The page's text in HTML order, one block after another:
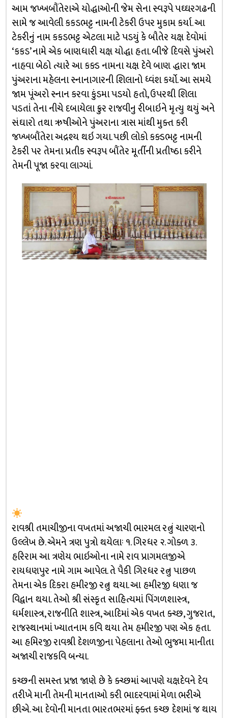
આમ જખ્ખબૌંતેરાએ યોદ્ધાઓની જેમ સેના સ્વરૂપે પઘ્ઘરગઢની
સામે જ આવેલી કકડભટ્ટ નામની ટેકરી ઉપર મુકામ કર્યા. આ
ટેકરીનું નામ કકડભટ્ટ એટલા માટે પડયું કે બૌતેર યક્ષ દેવોમાં
‘કકડ’ નામે એક બાણધારી યક્ષ યોદ્ધા હતા. બીજે દિવસે પુંઅરો
નાહવા બેઠો ત્યારે આ કક્ડ નામના યક્ષ દેવે બાણ દ્ધારા જામ
પુંઅરાના મહેલના સ્નાનાગારની શિલાનો ધ્વંશ કર્યો. આ સમયે
જામ પૂંઅરો સ્નાન કરવા કુંડમા પડયો હતો, ઉપરથી શિલા
પડતાં તેના નીચે દબાયેલા ક્રુર રાજવીનુ રીબાઇને મૃત્યુ થયું અને
સંઘારો તથા ઋષીઓને પુંઅરાના ત્રાસ માંથી મુક્ત કરી
જખ્ખબૌંતેરા અદ્રશ્ય થઇ ગયા. પછી લોકો કક્ડભટ્ટ નામની
ટેકરી પર તેમના પ્રતીક સ્વરૂપ બૌંતેર મૂર્તીની પ્રતીષ્ઠા કરીને
તેમની પૂજા કરવા લાગ્યાં.
રાવશ્રી તમાચીજીના વખતમાં અજાચી ભારમલ રત્નું ચારણનો
ઉલ્લેખ છે. એમને ત્રણ પુત્રો થયેલાઃ ૧. ગિરધર ૨. ગોક્ળ ૩.
હરિરામ આ ત્રણેય ભાઇઓના નામે રાવ પ્રાગમલજીએ
રાયધણપુર નામે ગામ આપેલ. તે પૈકી ગિરધર રત્નુ પાછળ
તેમના એક દિકરા હમીરજી રત્નુ થયા. આ હમીરજી ધણા જ
વિદ્વાન થયા. તેઓ શ્રી સંસ્કૃત સાહિત્યમાં પિંગળશાસ્ત્ર,
ધર્મશાસ્ત્ર, રાજનીતિ શાસ્ત્ર, આદિમાં એક વખત ક્ચ્છ, ગુજરાત,
રાજસ્થાનમાં ખ્યાતનામ કવિ થયા તેમ હમીરજી પણ એક હતા.
આ હમિરજી રાવશ્રી દેશળજીના પેહલાના તેઓ ભુજમા માનીતા
અજાચી રાજકવિ બન્યા.
કચ્છની સમસ્ત પ્રજા જાણે છે કે ક્ચ્છમાં આપણે યક્ષદેવને દેવ
તરીખે માની તેમની માનતાઓ કરી ભાદરવામાં મેળા ભરીએ
છીએ. આ દેવોની માનતા ભારતભરમાં ફ્ક્ત કચ્છ દેશમાં જ થાય